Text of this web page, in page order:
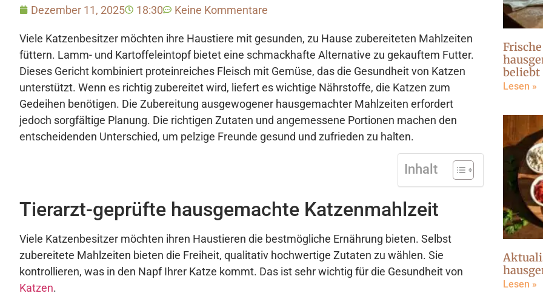
Dezember 11, 2025 18:30 Keine Kommentare
Viele Katzenbesitzer möchten ihre Haustiere mit gesunden, zu Hause zubereiteten Mahlzeiten
füttern. Lamm- und Kartoffeleintopf bietet eine schmackhafte Alternative zu gekauftem Futter.
Dieses Gericht kombiniert proteinreiches Fleisch mit Gemüse, das die Gesundheit von Katzen
unterstützt. Wenn es richtig zubereitet wird, liefert es wichtige Nährstoffe, die Katzen zum
Gedeihen benötigen. Die Zubereitung ausgewogener hausgemachter Mahlzeiten erfordert
jedoch sorgfältige Planung. Die richtigen Zutaten und angemessene Portionen machen den
entscheidenden Unterschied, um pelzige Freunde gesund und zufrieden zu halten.
Inhalt
Tierarzt-geprüfte hausgemachte Katzenmahlzeit
Viele Katzenbesitzer möchten ihren Haustieren die bestmögliche Ernährung bieten. Selbst
zubereitete Mahlzeiten bieten die Freiheit, qualitativ hochwertige Zutaten zu wählen. Sie
kontrollieren, was in den Napf Ihrer Katze kommt. Das ist sehr wichtig für die Gesundheit von
Katzen.
beliebt
Lesen »
Lesen »